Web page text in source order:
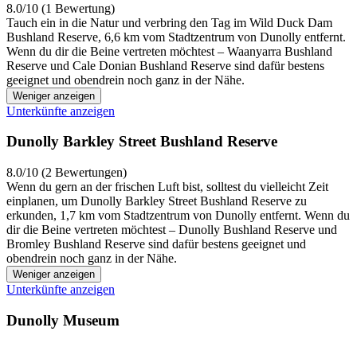
8.0/10 (1 Bewertung)
Tauch ein in die Natur und verbring den Tag im Wild Duck Dam
Bushland Reserve, 6,6 km vom Stadtzentrum von Dunolly entfernt.
Wenn du dir die Beine vertreten möchtest – Waanyarra Bushland
Reserve und Cale Donian Bushland Reserve sind dafür bestens
geeignet und obendrein noch ganz in der Nähe.
Weniger anzeigen
Unterkünfte anzeigen
Dunolly Barkley Street Bushland Reserve
8.0/10 (2 Bewertungen)
Wenn du gern an der frischen Luft bist, solltest du vielleicht Zeit
einplanen, um Dunolly Barkley Street Bushland Reserve zu
erkunden, 1,7 km vom Stadtzentrum von Dunolly entfernt. Wenn du
dir die Beine vertreten möchtest – Dunolly Bushland Reserve und
Bromley Bushland Reserve sind dafür bestens geeignet und
obendrein noch ganz in der Nähe.
Weniger anzeigen
Unterkünfte anzeigen
Dunolly Museum